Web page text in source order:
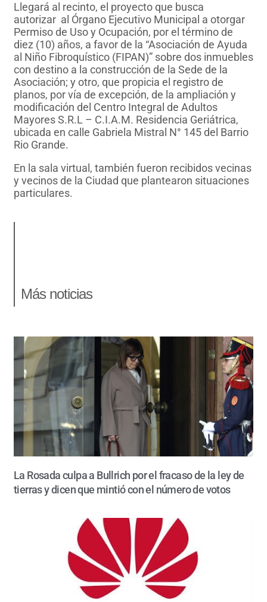
Llegará al recinto, el proyecto que busca
autorizar al Órgano Ejecutivo Municipal a otorgar
Permiso de Uso y Ocupación, por el término de
diez (10) años, a favor de la “Asociación de Ayuda
al Niño Fibroquístico (FIPAN)” sobre dos inmuebles
con destino a la construcción de la Sede de la
Asociación; y otro, que propicia el registro de
planos, por vía de excepción, de la ampliación y
modificación del Centro Integral de Adultos
Mayores S.R.L – C.I.A.M. Residencia Geriátrica,
ubicada en calle Gabriela Mistral N° 145 del Barrio
Rio Grande.
En la sala virtual, también fueron recibidos vecinas
y vecinos de la Ciudad que plantearon situaciones
particulares.
Más noticias
La Rosada culpa a Bullrich por el fracaso de la ley de
tierras y dicen que mintió con el número de votos